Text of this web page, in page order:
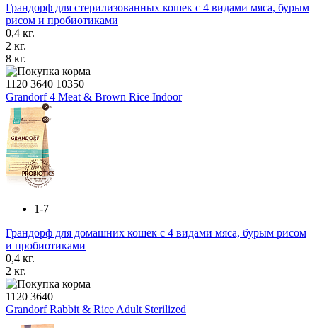
Грандорф для стерилизованных кошек с 4 видами мяса, бурым
рисом и пробиотиками
0,4 кг.
2 кг.
8 кг.
1120 3640 10350
Grandorf 4 Meat & Brown Rice Indoor
1-7
Грандорф для домашних кошек с 4 видами мяса, бурым рисом
и пробиотиками
0,4 кг.
2 кг.
1120 3640
Grandorf Rabbit & Rice Adult Sterilized